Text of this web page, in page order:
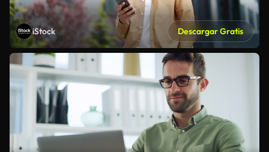
iStock Descargar Gratis